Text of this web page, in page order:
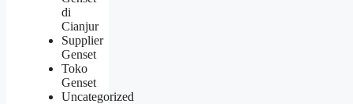
di
Cianjur
Supplier
Genset
Toko
Genset
Uncategorized